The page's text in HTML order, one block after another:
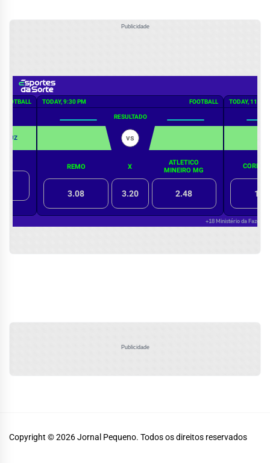
Publicidade
Publicidade
Copyright © 2026Jornal Pequeno. Todos os direitos reservados